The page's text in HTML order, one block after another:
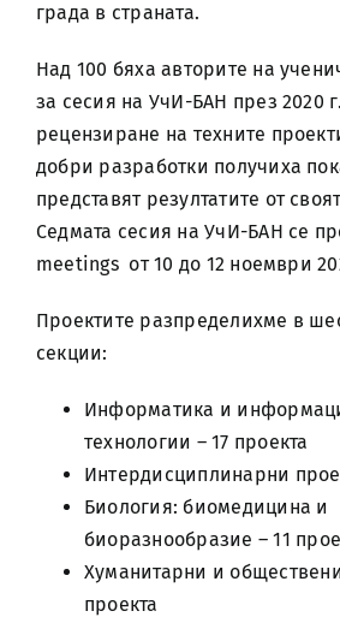
града в страната.
Над 100 бяха авторите на
за сесия на УчИ-БАН през 2020
рецензиране на техните
добри разработки получиха
представят резултатите от
Седмата сесия на УчИ-БАН се
meetings от 10 до 12 ноември
Проектите разпределихме в
секции:
Информатика и
технологии – 17 проекта
Интердисциплинарни
Биология: биомедицина и
биоразнообразие – 11
Хуманитарни и
проекта